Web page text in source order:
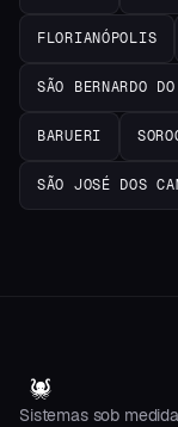
FLORIANÓPOLIS
SÃO BERNARDO
BARUERI
SÃO JOSÉ DOS
Sistemas sob